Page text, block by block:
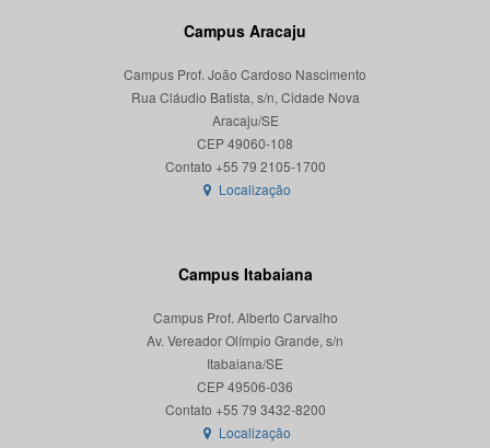
Campus Aracaju
Campus Prof. João Cardoso Nascimento
Rua Cláudio Batista, s/n, Cidade Nova
Aracaju/SE
CEP 49060-108
Localização
Campus Itabaiana
Campus Prof. Alberto Carvalho
Av. Vereador Olímpio Grande, s/n
Itabaiana/SE
CEP 49506-036
Localização